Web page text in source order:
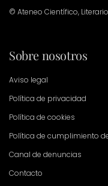
© Ateneo Científico,
Sobre nosotros
Aviso legal
Política de privacidad
Política de cookies
Política de cumplimiento
Canal de denuncias
Contacto